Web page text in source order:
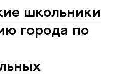
школьники
города по